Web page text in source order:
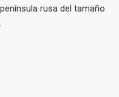
rusa del tamaño